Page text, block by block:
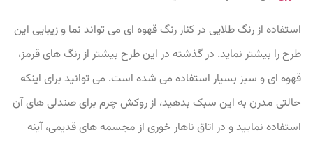
استفاده از رنگ طلایی در کنار رنگ قهوه ای می تواند نما و زیبایی این
طرح را بیشتر نماید. در گذشته در این طرح بیشتر از رنگ های قرمز،
قهوه ای و سبز بسیار استفاده می شده است. می توانید برای اینکه
حالتی مدرن به این سبک بدهید، از روکش چرم برای صندلی های آن
استفاده نمایید و در اتاق ناهار خوری از مجسمه های قدیمی، آینه